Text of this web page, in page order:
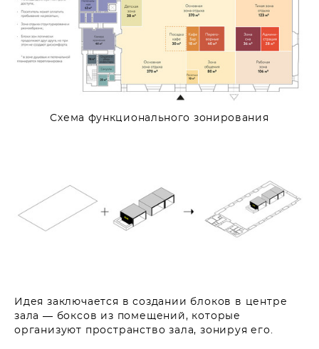
Схема функционального зонирования
Идея заключается в создании блоков в центре
зала — боксов из помещений, которые
организуют пространство зала, зонируя его.